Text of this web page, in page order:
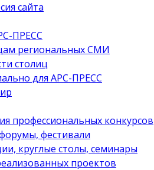
сайта
ПРЕСС
региональных СМИ
столиц
для АРС-ПРЕСС
профессиональных конкурсов
фестивали
круглые столы, семинары
проектов